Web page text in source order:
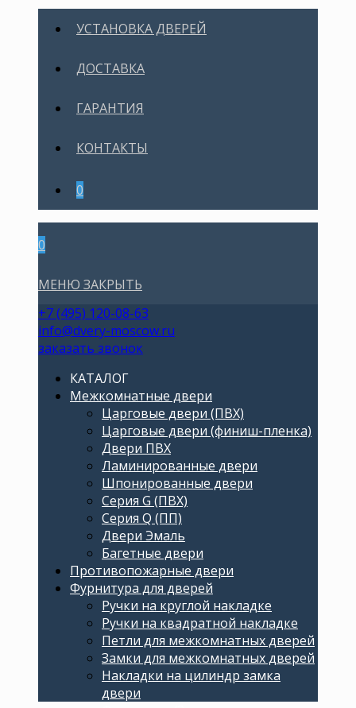
УСТАНОВКА ДВЕРЕЙ
ДОСТАВКА
ГАРАНТИЯ
КОНТАКТЫ
0
0
МЕНЮ ЗАКРЫТЬ
+7 (495) 120-08-63
info@dvery-moscow.ru
заказать звонок
КАТАЛОГ
Межкомнатные двери
Царговые двери (ПВХ)
Царговые двери (финиш-пленка)
Двери ПВХ
Ламинированные двери
Шпонированные двери
Серия G (ПВХ)
Серия Q (ПП)
Двери Эмаль
Багетные двери
Противопожарные двери
Фурнитура для дверей
Ручки на круглой накладке
Ручки на квадратной накладке
Петли для межкомнатных дверей
Замки для межкомнатных дверей
Накладки на цилиндр замка
двери